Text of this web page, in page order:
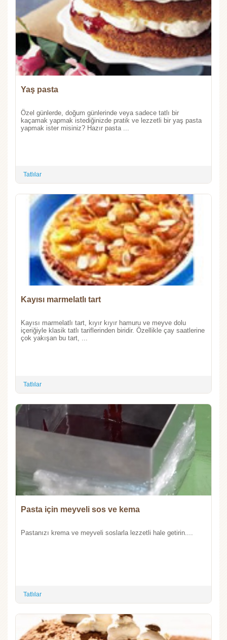
Yaş pasta
Özel günlerde, doğum günlerinde veya sadece tatlı bir
kaçamak yapmak istediğinizde pratik ve lezzetli bir yaş pasta
yapmak ister misiniz? Hazır pasta ...
Tatlılar
Kayısı marmelatlı tart
Kayısı marmelatlı tart, kıyır kıyır hamuru ve meyve dolu
içeriğiyle klasik tatlı tariflerinden biridir. Özellikle çay saatlerine
çok yakışan bu tart, ...
Tatlılar
Pasta için meyveli sos ve kema
Pastanızı krema ve meyveli soslarla lezzetli hale getirin....
Tatlılar